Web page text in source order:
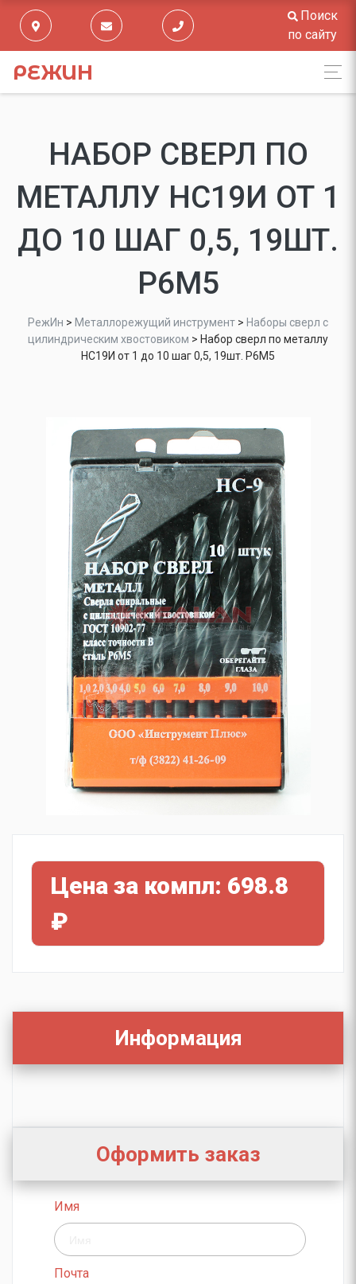
Поиск
по сайту
РЕЖИН
НАБОР СВЕРЛ ПО
МЕТАЛЛУ НС19И ОТ 1
ДО 10 ШАГ 0,5, 19ШТ.
Р6М5
РежИн > Металлорежущий инструмент > Наборы сверл с
цилиндрическим хвостовиком > Набор сверл по металлу
НС19И от 1 до 10 шаг 0,5, 19шт. Р6М5
Цена за компл: 698.8
₽
Информация
Оформить заказ
Имя
Почта